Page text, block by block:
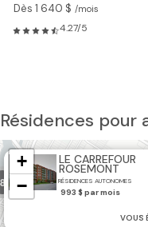
Dès 1 640 $ /mois
4.27/5
Résidences pour
8
LE CARREFOUR
ROSEMONT
RÉSIDENCES AUTONOMES
VOUS
993 $ par mois
+
−